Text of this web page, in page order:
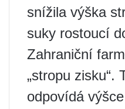
snížila výška
suky rostoucí
Zahraniční
„stropu zisku“.
odpovídá